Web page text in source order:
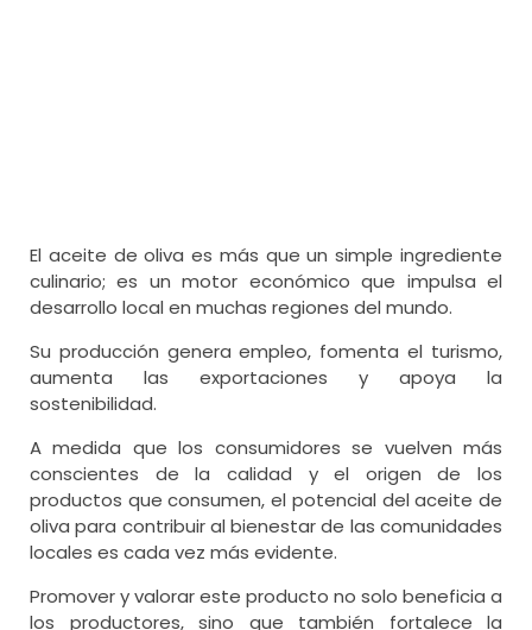
El aceite de oliva es más que un simple ingrediente
culinario; es un motor económico que impulsa el
desarrollo local en muchas regiones del mundo.
Su producción genera empleo, fomenta el turismo,
aumenta las exportaciones y apoya la
sostenibilidad.
A medida que los consumidores se vuelven más
conscientes de la calidad y el origen de los
productos que consumen, el potencial del aceite de
oliva para contribuir al bienestar de las comunidades
locales es cada vez más evidente.
Promover y valorar este producto no solo beneficia a
los productores, sino que también fortalece la